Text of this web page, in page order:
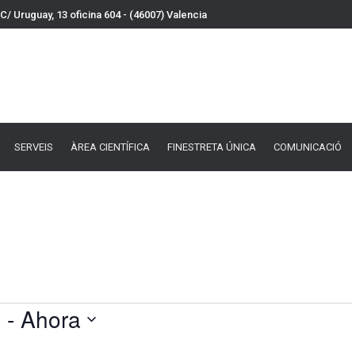
C/ Uruguay, 13 oficina 604 - (46007) Valencia
SERVEIS ÀREA CIENTÍFICA FINESTRETA ÚNICA COMUNICACIÓ
- Ahora
ÀREA CIENTÍFICA FINESTRETA ÚNICA